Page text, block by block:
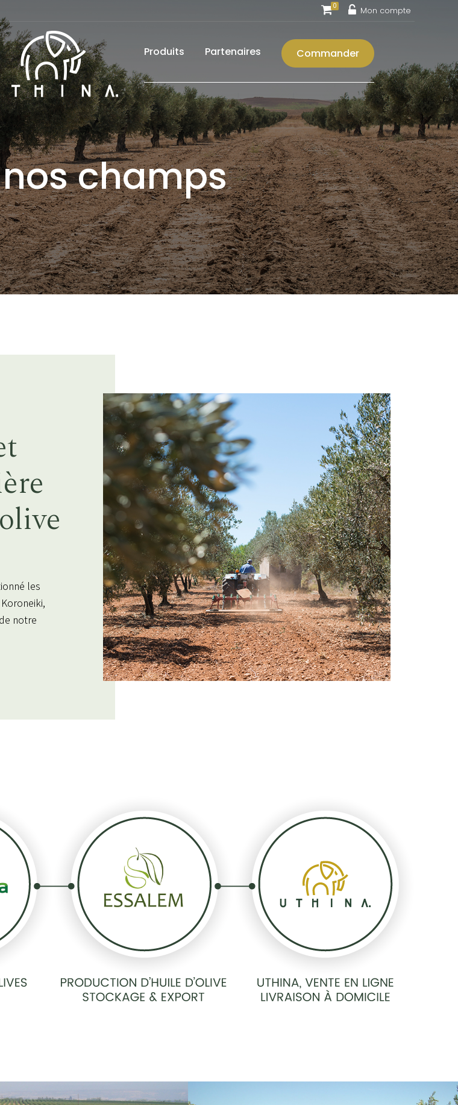
0 Mon compte
Produits Partenaires Commander
champs
les
notre